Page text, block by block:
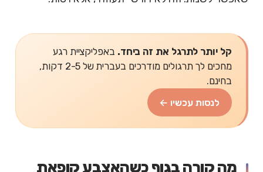
קל יותר לתרגל את זה ביחד. באפליקציית רגע
מחכים לך תרגולים מודרכים בעברית של 2-5 דקות,
בחינם.
לנסות עכשיו ←
מה קורה בגוף כשהאצבע קופאת